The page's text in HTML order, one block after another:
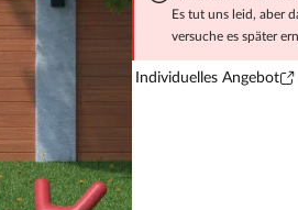
Es tut uns leid, aber
versuche es später
Individuelles Angebot